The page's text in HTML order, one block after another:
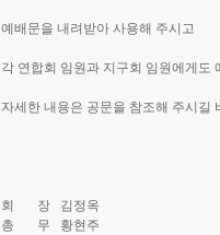
예배문을 내려받아 사용해 주시고
각 연합회 임원과 지구회 임원에게도
자세한 내용은 공문을 참조해 주시길
회 장 김정옥
총 무 황현주